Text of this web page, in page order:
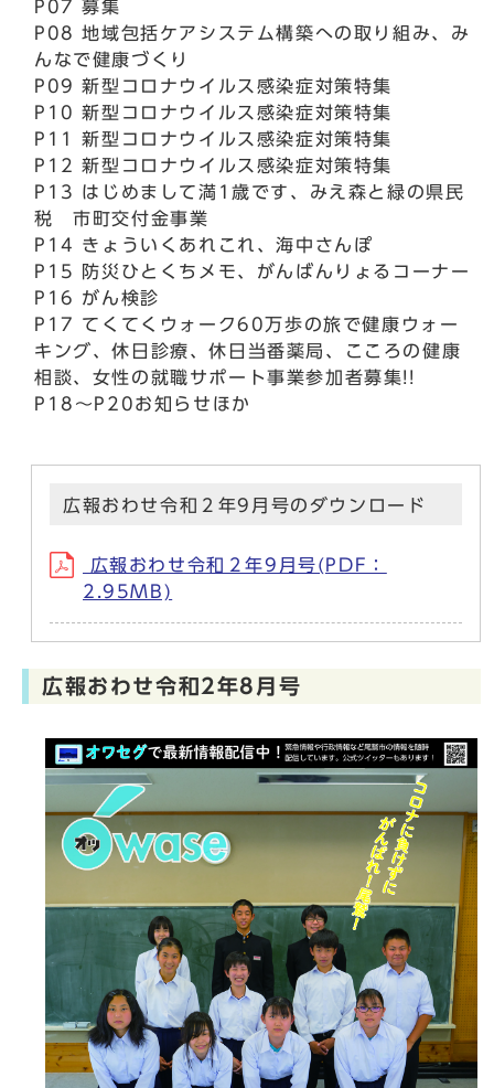
P07 募集
P08 地域包括ケアシステム構築への取り組み、み
んなで健康づくり
P09 新型コロナウイルス感染症対策特集
P10 新型コロナウイルス感染症対策特集
P11 新型コロナウイルス感染症対策特集
P12 新型コロナウイルス感染症対策特集
P13 はじめまして満1歳です、みえ森と緑の県民
税 市町交付金事業
P14 きょういくあれこれ、海中さんぽ
P15 防災ひとくちメモ、がんばんりょるコーナー
P16 がん検診
P17 てくてくウォーク60万歩の旅で健康ウォー
キング、休日診療、休日当番薬局、こころの健康
相談、女性の就職サポート事業参加者募集!!
P18～P20お知らせほか
広報おわせ令和２年9月号のダウンロード
広報おわせ令和２年9月号(PDF：
2.95MB)
広報おわせ令和2年8月号